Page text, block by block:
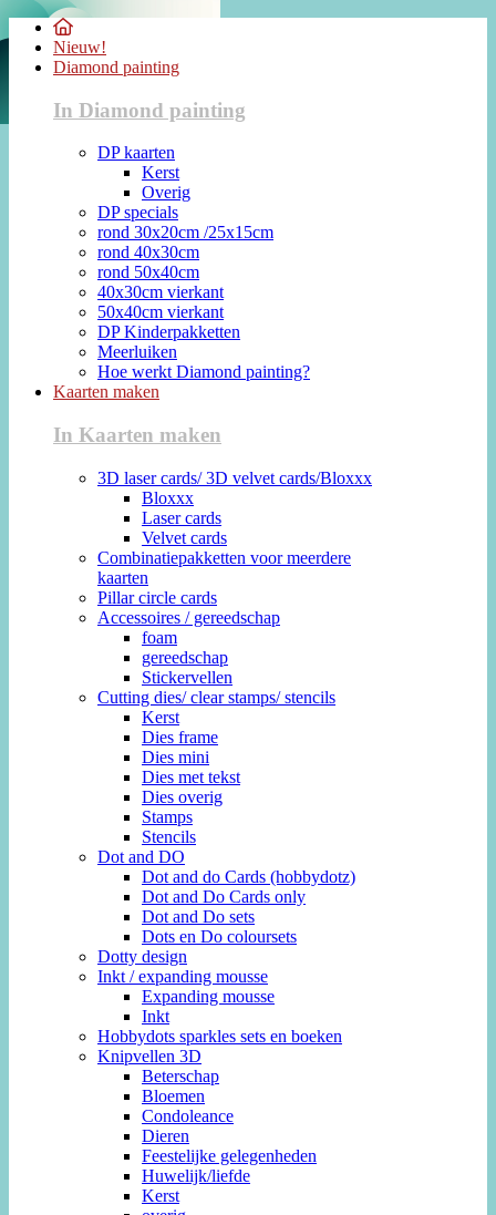
Nieuw!
Diamond painting
In Diamond painting
DP kaarten
Kerst
Overig
DP specials
rond 30x20cm /25x15cm
rond 40x30cm
rond 50x40cm
40x30cm vierkant
50x40cm vierkant
DP Kinderpakketten
Meerluiken
Hoe werkt Diamond painting?
Kaarten maken
In Kaarten maken
3D laser cards/ 3D velvet cards/Bloxxx
Bloxxx
Laser cards
Velvet cards
Combinatiepakketten voor meerdere
kaarten
Pillar circle cards
Accessoires / gereedschap
foam
gereedschap
Stickervellen
Cutting dies/ clear stamps/ stencils
Kerst
Dies frame
Dies mini
Dies met tekst
Dies overig
Stamps
Stencils
Dot and DO
Dot and do Cards (hobbydotz)
Dot and Do Cards only
Dot and Do sets
Dots en Do coloursets
Dotty design
Inkt / expanding mousse
Expanding mousse
Inkt
Hobbydots sparkles sets en boeken
Knipvellen 3D
Beterschap
Bloemen
Condoleance
Dieren
Feestelijke gelegenheden
Huwelijk/liefde
Kerst